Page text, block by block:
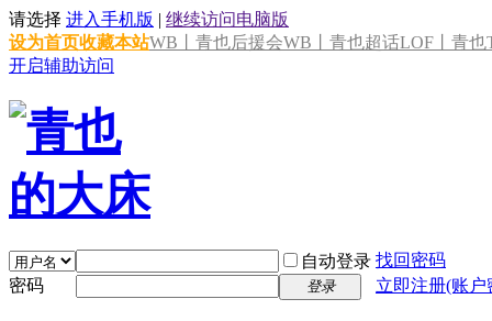
请选择 进入手机版 | 继续访问电脑版
设为首页收藏本站WB丨青也后援会WB丨青也超话LOF丨青也
开启辅助访问
自动登录 找回密码
密码
登录 立即注册(账